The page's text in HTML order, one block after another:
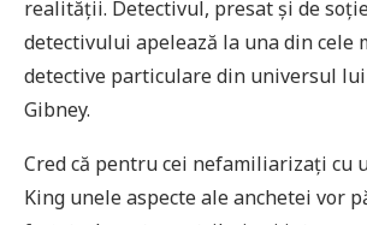
realității. Detectivul, presat și de
detectivului apelează la una din cele
detective particulare din universul
Gibney.
Cred că pentru cei nefamiliarizați cu
King unele aspecte ale anchetei vor